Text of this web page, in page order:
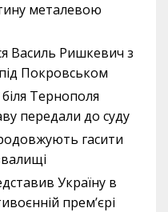
металевою
Василь Ришкевич з
Покровськом
Тернополя
передали до суду
гасити
Україну в
прем’єрі